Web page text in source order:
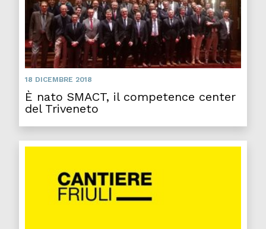
18 DICEMBRE 2018
È nato SMACT, il competence center
del Triveneto